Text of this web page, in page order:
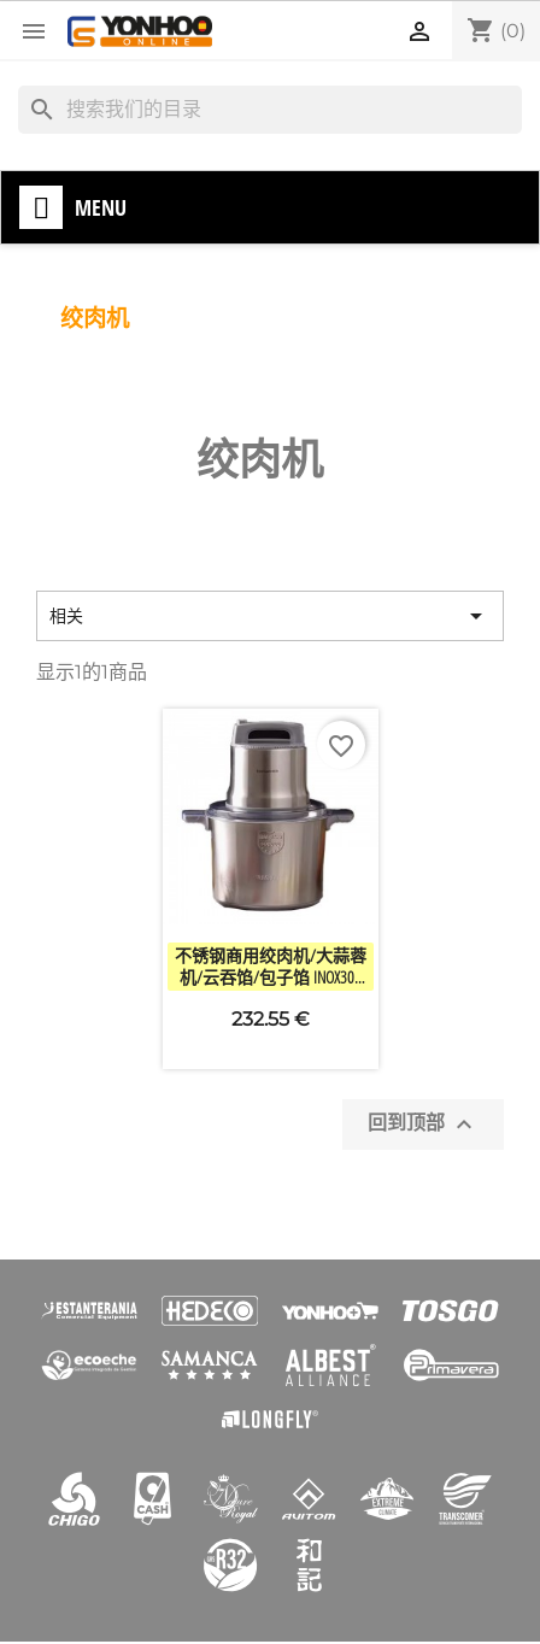
 shopping_cart (0)

search
MENU
绞肉机
绞肉机
相关 
显示1的1商品
快速查看
不锈钢商用绞肉机/大蒜蓉
机/云吞馅/包子馅 INOX304
232.55 €
favorite_border
回到顶部 